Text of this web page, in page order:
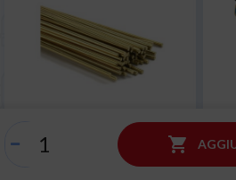

Bacchette saldobrasatura
Ottone-SI 2mm 1kg